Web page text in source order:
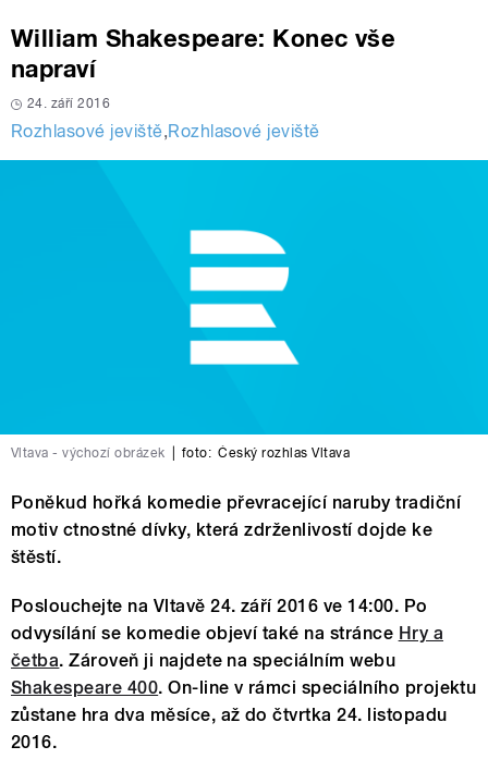
William Shakespeare: Konec vše
napraví
24. září 2016
Rozhlasové jeviště,Rozhlasové jeviště
Vltava - výchozí obrázek foto: Český rozhlas Vltava
Poněkud hořká komedie převracející naruby tradiční
motiv ctnostné dívky, která zdrženlivostí dojde ke
štěstí.
Poslouchejte na Vltavě 24. září 2016 ve 14:00. Po
odvysílání se komedie objeví také na stránce Hry a
četba. Zároveň ji najdete na speciálním webu
Shakespeare 400. On-line v rámci speciálního projektu
zůstane hra dva měsíce, až do čtvrtka 24. listopadu
2016.